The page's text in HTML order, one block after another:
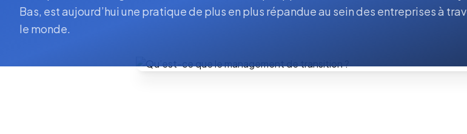
Bas, est aujourd’hui une pratique de plus en plus répandue au sein des entreprises à
le monde.